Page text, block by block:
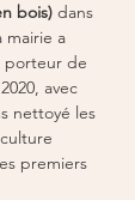
bois) dans
mairie a
porteur de
avec
nettoyé les
premiers